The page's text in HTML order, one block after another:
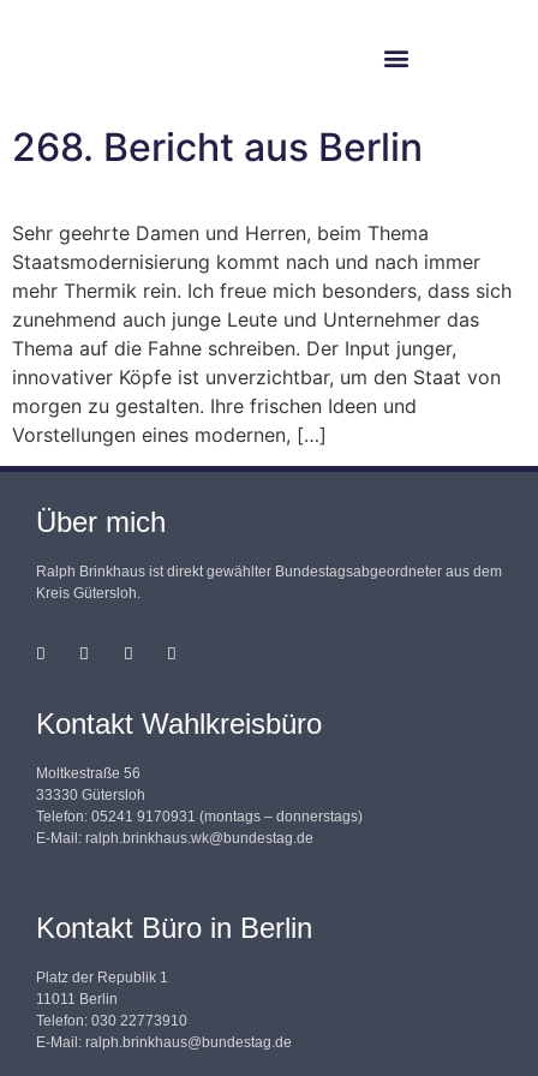
268. Bericht aus Berlin
Sehr geehrte Damen und Herren, beim Thema
Staatsmodernisierung kommt nach und nach immer
mehr Thermik rein. Ich freue mich besonders, dass sich
zunehmend auch junge Leute und Unternehmer das
Thema auf die Fahne schreiben. Der Input junger,
innovativer Köpfe ist unverzichtbar, um den Staat von
morgen zu gestalten. Ihre frischen Ideen und
Vorstellungen eines modernen, […]
Über mich
Ralph Brinkhaus ist direkt gewählter Bundestagsabgeordneter aus dem
Kreis Gütersloh.
Kontakt Wahlkreisbüro
Moltkestraße 56
33330 Gütersloh
Telefon: 05241 9170931 (montags – donnerstags)
E-Mail: ralph.brinkhaus.wk@bundestag.de
Kontakt Büro in Berlin
Platz der Republik 1
11011 Berlin
Telefon: 030 22773910
E-Mail: ralph.brinkhaus@bundestag.de